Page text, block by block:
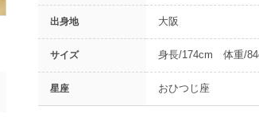
出身地 大阪
サイズ 身長/174cm 体重/
星座 おひつじ座